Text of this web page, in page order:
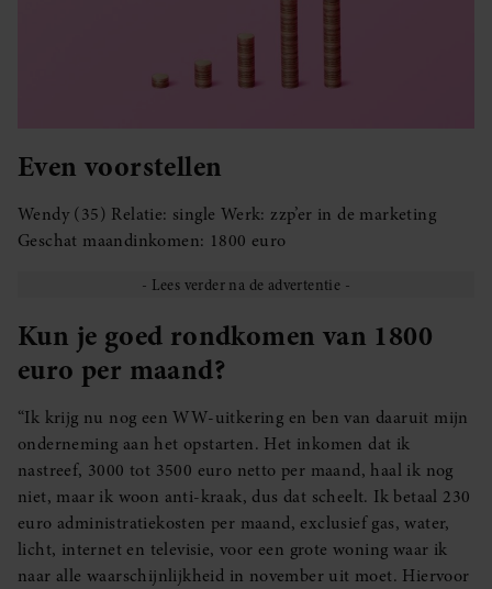
Even voorstellen
Wendy (35) Relatie: single Werk: zzp’er in de marketing
Geschat maandinkomen: 1800 euro
Kun je goed rondkomen van 1800
euro per maand?
“Ik krijg nu nog een WW-uitkering en ben van daaruit mijn
onderneming aan het opstarten. Het inkomen dat ik
nastreef, 3000 tot 3500 euro netto per maand, haal ik nog
niet, maar ik woon anti-kraak, dus dat scheelt. Ik betaal 230
euro administratiekosten per maand, exclusief gas, water,
licht, internet en televisie, voor een grote woning waar ik
naar alle waarschijnlijkheid in november uit moet. Hiervoor